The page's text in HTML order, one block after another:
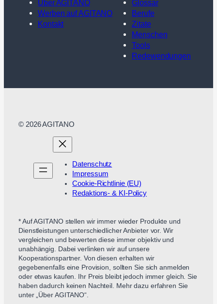
Über AGITANO
Werben auf AGITANO
Kontakt
Glossar
Berufe
Zitate
Menschen
Tools
Redewendungen
© 2026 AGITANO
Datenschutz
Impressum
Cookie-Richtlinie (EU)
Redaktions- & KI-Policy
* Auf AGITANO stellen wir immer wieder Produkte und
Dienstleistungen unterschiedlicher Anbieter vor. Wir
vergleichen und bewerten diese immer objektiv und
unabhängig. Dabei verlinken wir auf unsere
Kooperationspartner. Von diesen erhalten wir
gegebenenfalls eine Provision, sollten Sie sich anmelden
oder etwas kaufen. Ihr Preis bleibt jedoch immer gleich. Sie
haben dadurch keinen Nachteil. Mehr dazu erfahren Sie
unter „Über AGITANO“.